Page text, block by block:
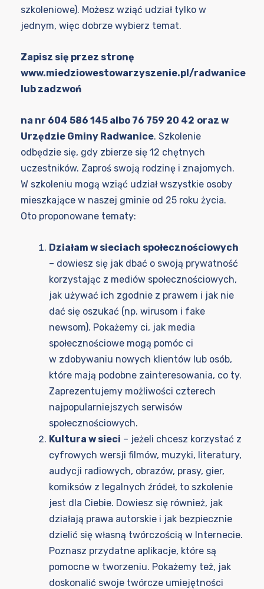
szkoleniowe). Możesz wziąć udział tylko w
jednym, więc dobrze wybierz temat.
Zapisz się przez stronę
www.miedziowestowarzyszenie.pl/radwanice
lub zadzwoń
na nr 604 586 145 albo 76 759 20 42 oraz w
Urzędzie Gminy Radwanice. Szkolenie
odbędzie się, gdy zbierze się 12 chętnych
uczestników. Zaproś swoją rodzinę i znajomych.
W szkoleniu mogą wziąć udział wszystkie osoby
mieszkające w naszej gminie od 25 roku życia.
Oto proponowane tematy:
Działam w sieciach społecznościowych
– dowiesz się jak dbać o swoją prywatność
korzystając z mediów społecznościowych,
jak używać ich zgodnie z prawem i jak nie
dać się oszukać (np. wirusom i fake
newsom). Pokażemy ci, jak media
społecznościowe mogą pomóc ci
w zdobywaniu nowych klientów lub osób,
które mają podobne zainteresowania, co ty.
Zaprezentujemy możliwości czterech
najpopularniejszych serwisów
społecznościowych.
Kultura w sieci – jeżeli chcesz korzystać z
cyfrowych wersji filmów, muzyki, literatury,
audycji radiowych, obrazów, prasy, gier,
komiksów z legalnych źródeł, to szkolenie
jest dla Ciebie. Dowiesz się również, jak
działają prawa autorskie i jak bezpiecznie
dzielić się własną twórczością w Internecie.
Poznasz przydatne aplikacje, które są
pomocne w tworzeniu. Pokażemy też, jak
doskonalić swoje twórcze umiejętności